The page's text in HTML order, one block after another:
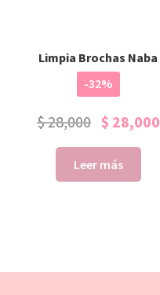
Limpia Brochas Naba
-32%
$28,000 $ 28,000
Leer más